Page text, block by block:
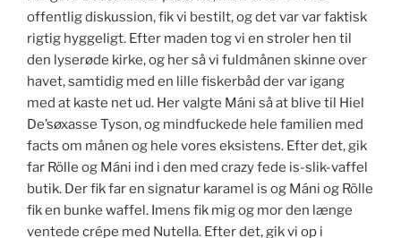
offentlig diskussion, fik vi bestilt, og det var var faktisk
rigtig hyggeligt. Efter maden tog vi en stroler hen til
den lyserøde kirke, og her så vi fuldmånen skinne over
havet, samtidig med en lille fiskerbåd der var igang
med at kaste net ud. Her valgte Máni så at blive til Hiel
De’søxasse Tyson, og mindfuckede hele familien med
facts om månen og hele vores eksistens. Efter det, gik
far Rölle og Máni ind i den med crazy fede is-slik-vaffel
butik. Der fik far en signatur karamel is og Máni og Rölle
fik en bunke waffel. Imens fik mig og mor den længe
ventede crépe med Nutella. Efter det, gik vi op i